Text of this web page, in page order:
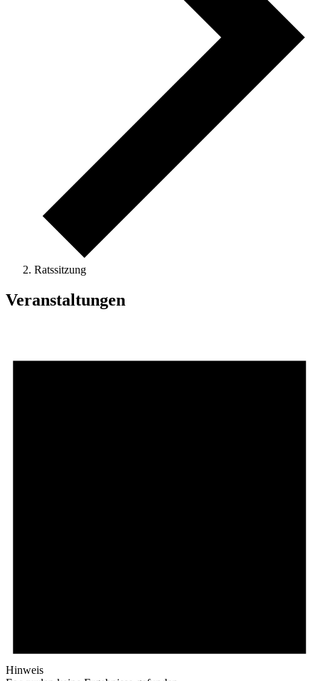
Ratssitzung
Veranstaltungen
Hinweis